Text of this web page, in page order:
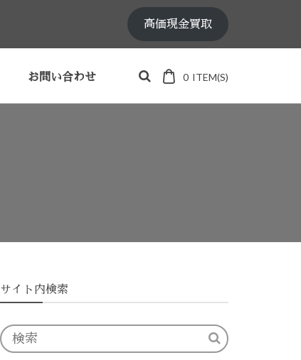
高価現金買取
お問い合わせ 0 ITEM(S)
サイト内検索